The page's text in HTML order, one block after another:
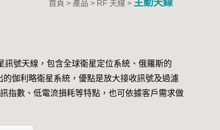
首頁 > 產品 > RF 天線 > 主動天線
號天線，包含全球衛星定位系統、俄羅斯的
伽利略衛星系統，優點是放大接收訊號及過濾
指數、低電流損耗等特點，也可依據客戶需求做